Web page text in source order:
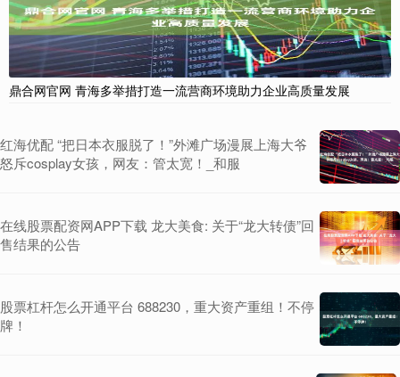
鼎合网官网 青海多举措打造一流营商环境助力企业高质量发展
红海优配 “把日本衣服脱了！”外滩广场漫展上海大爷
怒斥cosplay女孩，网友：管太宽！_和服
在线股票配资网APP下载 龙大美食: 关于“龙大转债”回
售结果的公告
股票杠杆怎么开通平台 688230，重大资产重组！不停
牌！